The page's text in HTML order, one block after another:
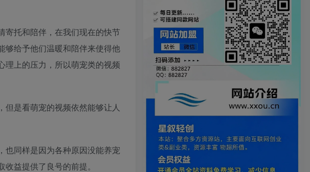
寄托和陪伴，在我们现在的快节
够给予他们温暖和陪伴来使得他
理上的压力，所以萌宠类的视频
是看萌宠的视频依然能够让人
也同样是因为各种原因没能养宠
益提供了良号的前提。